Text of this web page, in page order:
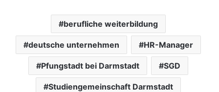
berufliche weiterbildung
deutsche unternehmen HR-Manager
Pfungstadt bei Darmstadt SGD
Studiengemeinschaft Darmstadt